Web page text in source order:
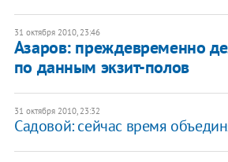
31 октября 2010, 23:46
Азаров: преждевременно
по данным экзит-полов
31 октября 2010, 23:32
Садовой: сейчас время